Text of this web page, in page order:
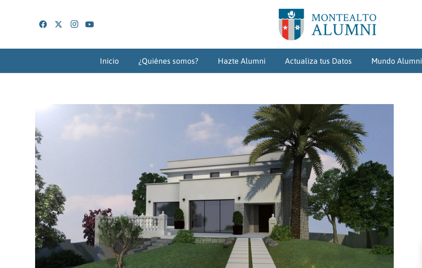
Inicio ¿Quiénes somos? Hazte Alumni Actualiza tus Datos Mundo Alumni